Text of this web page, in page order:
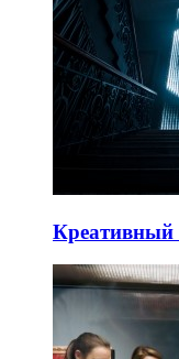
Креативный